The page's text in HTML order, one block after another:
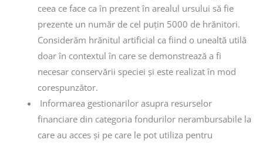
ceea ce face ca în prezent în arealul ursului să fie
prezente un număr de cel puțin 5000 de hrănitori.
Considerăm hrănitul artificial ca fiind o unealtă utilă
doar în contextul în care se demonstrează a fi
necesar conservării speciei și este realizat în mod
corespunzător.
Informarea gestionarilor asupra resurselor
financiare din categoria fondurilor nerambursabile la
care au acces și pe care le pot utiliza pentru